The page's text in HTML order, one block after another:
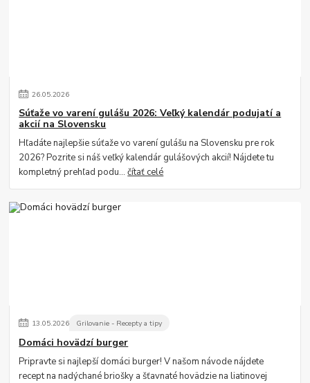
26.05.2026
Súťaže vo varení gulášu 2026: Veľký kalendár podujatí a
akcií na Slovensku
Hľadáte najlepšie súťaže vo varení gulášu na Slovensku pre rok
2026? Pozrite si náš veľký kalendár gulášových akcií! Nájdete tu
kompletný prehľad podu...čítať celé
13.05.2026 Grilovanie - Recepty a tipy
Domáci hovädzí burger
Pripravte si najlepší domáci burger! V našom návode nájdete
recept na nadýchané briošky a šťavnaté hovädzie na liatinovej